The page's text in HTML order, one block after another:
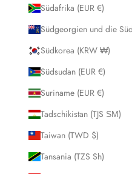
Südafrika (EUR €)
Südgeorgien und die
Südkorea (KRW ₩)
Südsudan (EUR €)
Suriname (EUR €)
Tadschikistan (TJS ЅМ)
Taiwan (TWD $)
Tansania (TZS Sh)